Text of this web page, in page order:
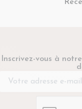
Inscrivez-vous à